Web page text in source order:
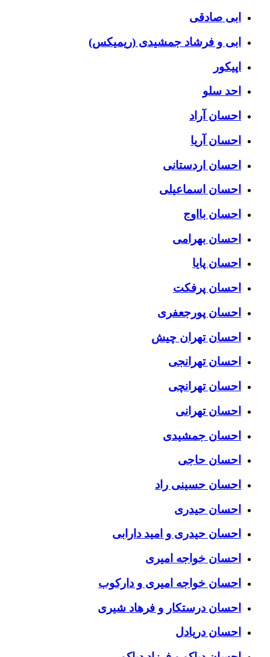
ابی صادقی
ابی و فرشاد جمشیدی (ریمیکس)
اپیکور
احد سلو
احسان آراد
احسان آریا
احسان اردستانی
احسان اسماعیلی
احسان بااوج
احسان بهرامی
احسان پایا
احسان پرفکت
احسان پورجعفری
احسان تهران چیش
احسان تهرانجی
احسان تهرانچی
احسان تهرانی
احسان جمشیدی
احسان حاجی
احسان حسینی راد
احسان حیدری
احسان حیدری و امید دارابی
احسان خواجه امیری
احسان خواجه امیری و دارکوب
احسان درستكار و فرهاد شيرى
احسان دریادل